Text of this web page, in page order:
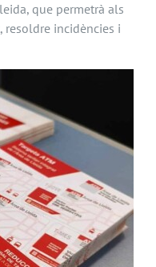
que permetrà als
incidències i